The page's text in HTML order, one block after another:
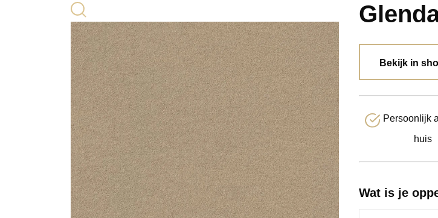
Bekijk in
Persoonlijk
huis
Wat is je